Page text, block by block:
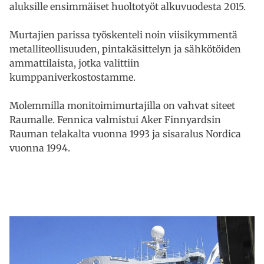
aluksille ensimmäiset huoltotyöt alkuvuodesta 2015.
Murtajien parissa työskenteli noin viisikymmentä
metalliteollisuuden, pintakäsittelyn ja sähkötöiden
ammattilaista, jotka valittiin
kumppaniverkostostamme.
Molemmilla monitoimimurtajilla on vahvat siteet
Raumalle. Fennica valmistui Aker Finnyardsin
Rauman telakalta vuonna 1993 ja sisaralus Nordica
vuonna 1994.